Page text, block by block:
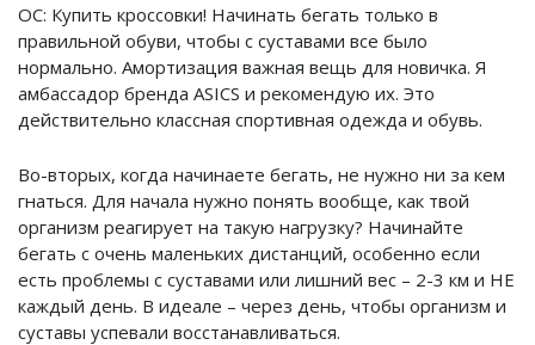
ОС: Купить кроссовки! Начинать бегать только в
правильной обуви, чтобы с суставами все было
нормально. Амортизация важная вещь для новичка. Я
амбассадор бренда ASICS и рекомендую их. Это
действительно классная спортивная одежда и обувь.
Во-вторых, когда начинаете бегать, не нужно ни за кем
гнаться. Для начала нужно понять вообще, как твой
организм реагирует на такую нагрузку? Начинайте
бегать с очень маленьких дистанций, особенно если
есть проблемы с суставами или лишний вес – 2-3 км и НЕ
каждый день. В идеале – через день, чтобы организм и
суставы успевали восстанавливаться.